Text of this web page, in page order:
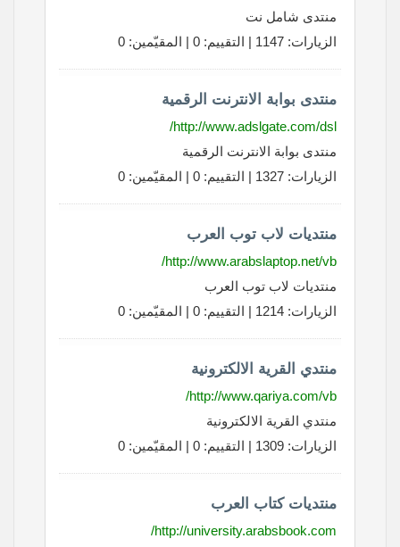
منتدى شامل نت
الزيارات: 1147 | التقييم: 0 | المقيّمين: 0
منتدى بوابة الانترنت الرقمية
http://www.adslgate.com/dsl/
منتدى بوابة الانترنت الرقمية
الزيارات: 1327 | التقييم: 0 | المقيّمين: 0
منتديات لاب توب العرب
http://www.arabslaptop.net/vb/
منتديات لاب توب العرب
الزيارات: 1214 | التقييم: 0 | المقيّمين: 0
منتدي القرية الالكترونية
http://www.qariya.com/vb/
منتدي القرية الالكترونية
الزيارات: 1309 | التقييم: 0 | المقيّمين: 0
منتديات كتاب العرب
http://university.arabsbook.com/